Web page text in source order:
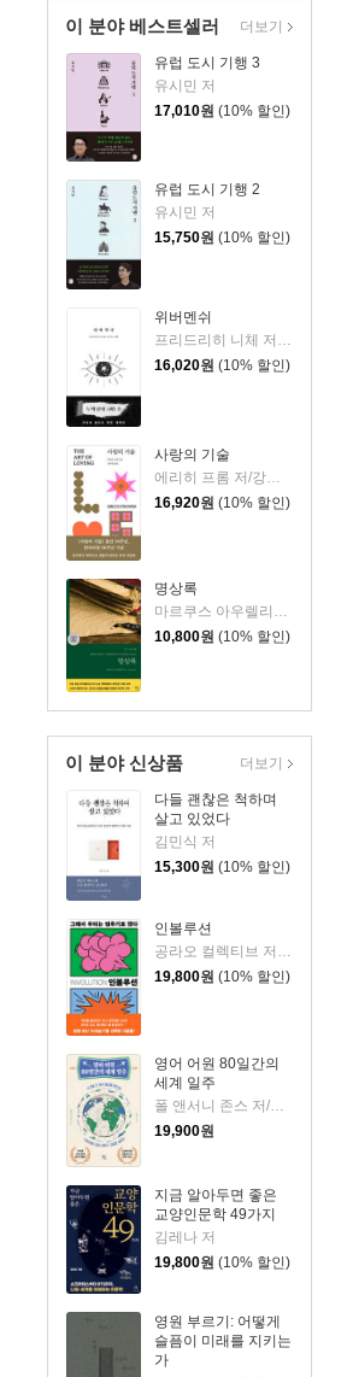
이 분야 베스트셀러
유럽 도시 기행 3
유시민 저
17,010원 (10% 할인)
유럽 도시 기행 2
유시민 저
15,750원 (10% 할인)
위버멘쉬
프리드리히 니체 저/어나니머스 역
16,020원 (10% 할인)
사랑의 기술
에리히 프롬 저/강주헌 역
16,920원 (10% 할인)
명상록
마르쿠스 아우렐리우스 저/박문재 역
10,800원 (10% 할인)
더보기
이 분야 신상품
다들 괜찮은 척하며
살고 있었다
김민식 저
15,300원 (10% 할인)
인볼루션
19,800원 (10% 할인)
영어 어원 80일간의
세계 일주
19,900원
지금 알아두면 좋은
교양인문학 49가지
김레나 저
19,800원 (10% 할인)
영원 부르기: 어떻게
슬픔이 미래를 지키는
가
더보기